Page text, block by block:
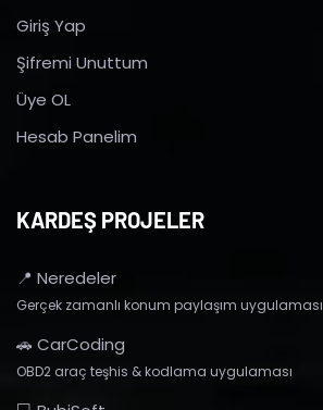
Giriş Yap
Şifremi Unuttum
Üye OL
Hesab Panelim
KARDEŞ PROJELER
📍 Neredeler
Gerçek zamanlı konum paylaşım uygulaması
🚗 CarCoding
OBD2 araç teşhis & kodlama uygulaması